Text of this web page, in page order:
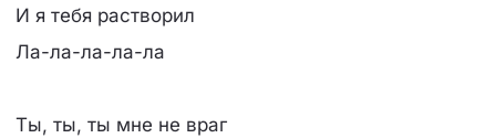
И я тебя растворил
Ла-ла-ла-ла-ла
Ты, ты, ты мне не враг